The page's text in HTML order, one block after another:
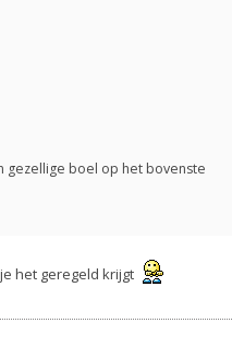
gezellige boel op het bovenste
het geregeld krijgt